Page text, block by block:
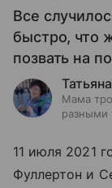
Все
быстро, что
позвать на
Мама
разными
11 июля 2021
Фуллертон и